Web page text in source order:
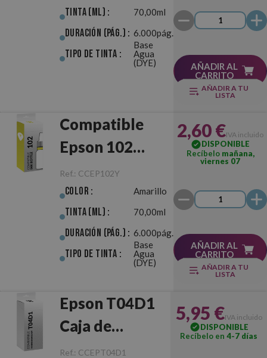
Tinta (ml) : 70,00ml
Duración (pág.) : 6.000pág.
Tipo de Tinta :
Base
Agua
(DYE)
AÑADIR AL
CARRITO
AÑADIR A TU
LISTA
Compatible
Epson 102
Amarillo
Ref.: CCEP102Y
Color : Amarillo
Tinta (ml) : 70,00ml
Duración (pág.) : 6.000pág.
Tipo de Tinta :
Base
Agua
(DYE)
2,60 €IVA incluido
DISPONIBLE
Recíbelo mañana,
viernes 07
AÑADIR AL
CARRITO
AÑADIR A TU
LISTA
Epson T04D1
Caja de
Mantenimiento
Ref.: CCEPT04D1
5,95 €IVA incluido
DISPONIBLE
Recíbelo en 4-7 días